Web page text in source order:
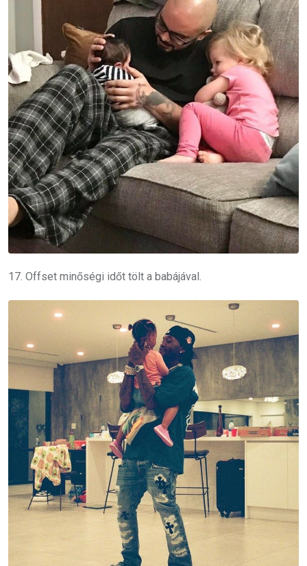
17. Offset minőségi időt tölt a babájával.